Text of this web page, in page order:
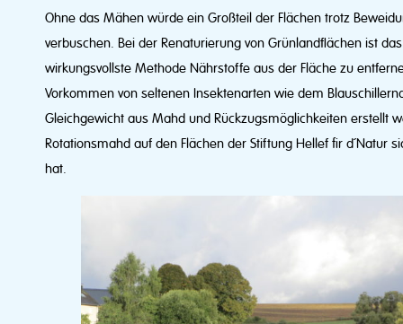
Ohne das Mähen würde ein Großteil der Flächen trotz
verbuschen. Bei der Renaturierung von Grünlandflächen ist
wirkungsvollste Methode Nährstoffe aus der Fläche zu
Vorkommen von seltenen Insektenarten wie dem
Gleichgewicht aus Mahd und Rückzugsmöglichkeiten erstellt
Rotationsmahd auf den Flächen der Stiftung Hellef fir d´Natur
hat.